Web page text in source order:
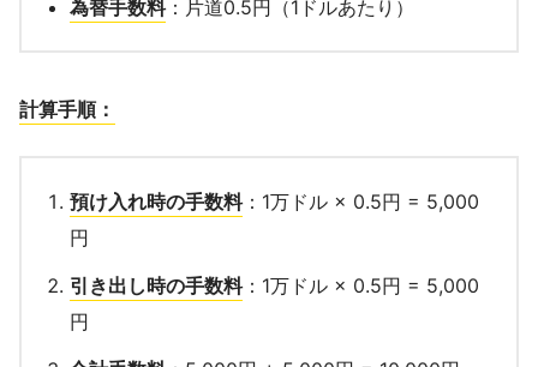
為替手数料：片道0.5円（1ドルあたり）
計算手順：
預け入れ時の手数料：1万ドル × 0.5円 = 5,000
円
引き出し時の手数料：1万ドル × 0.5円 = 5,000
円